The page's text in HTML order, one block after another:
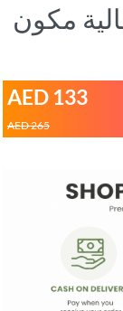
مكون
AED 133
AED 265